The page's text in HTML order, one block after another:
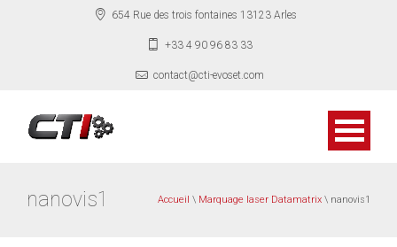
654 Rue des trois fontaines 13123 Arles
+33 4 90 96 83 33
contact@cti-evoset.com
nanovis1 Accueil \ Marquage laser Datamatrix \ nanovis1